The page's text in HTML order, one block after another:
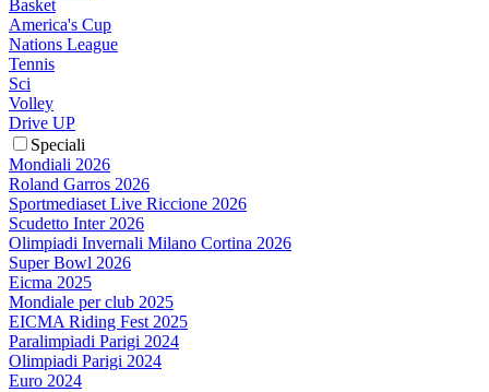
Basket
America's Cup
Nations League
Tennis
Sci
Volley
Drive UP
Speciali
Mondiali 2026
Roland Garros 2026
Sportmediaset Live Riccione 2026
Scudetto Inter 2026
Olimpiadi Invernali Milano Cortina 2026
Super Bowl 2026
Eicma 2025
Mondiale per club 2025
EICMA Riding Fest 2025
Paralimpiadi Parigi 2024
Olimpiadi Parigi 2024
Euro 2024